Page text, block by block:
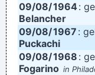
Your Daily
I guess I am a
09/08/1964:
Belancher
09/08/1967 :
Puckachi
09/08/1968 :
Fogarino in